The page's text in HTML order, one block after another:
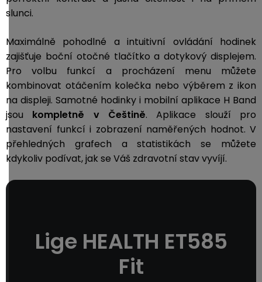
slunci.
Maximálně pohodlné a intuitivní ovládání hodinek
zajišťuje boční otočné tlačítko a dotykový displejem.
Pro volbu funkcí a procházení menu můžete
kombinovat otáčením kolečka nebo výběrem z ikon
na displeji. Samotné hodinky i mobilní aplikace H Band
jsou kompletně v Češtině. Aplikace slouží pro
nastavení funkcí i zobrazení naměřených hodnot. V
přehledných grafech a statistikách se můžete
kdykoliv podívat, jak se Váš zdravotní stav vyvíjí.
Lige HEALTH ET585
Fit